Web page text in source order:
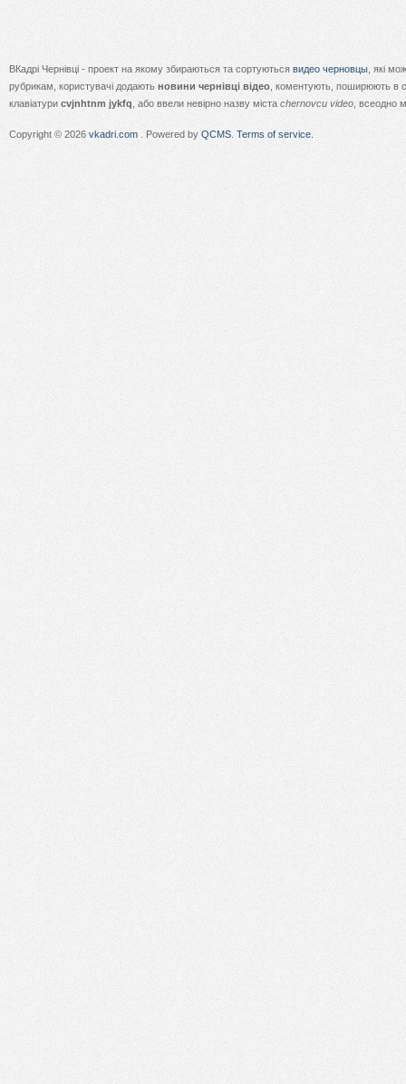
ВКадрі Чернівці - проект на якому збираються та сортуються видео черновцы , які
рубрикам, користувачі додають новини чернівці відео , коментують, поширюють в
клавіатури cvjnhtnm jykfq , або ввели невірно назву міста chernovcu video , всеодно
Copyright © 2026 vkadri.com . Powered by QCMS Terms of service.